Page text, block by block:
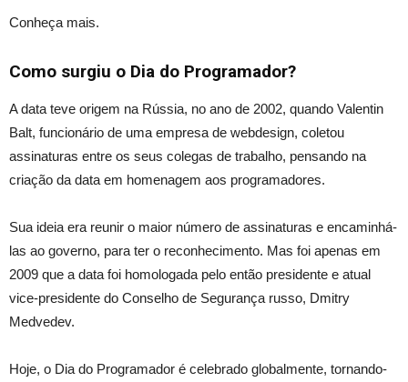
Conheça mais.
Como surgiu o Dia do Programador?
A data teve origem na Rússia, no ano de 2002, quando Valentin
Balt, funcionário de uma empresa de webdesign, coletou
assinaturas entre os seus colegas de trabalho, pensando na
criação da data em homenagem aos programadores.
Sua ideia era reunir o maior número de assinaturas e encaminhá-
las ao governo, para ter o reconhecimento. Mas foi apenas em
2009 que a data foi homologada pelo então presidente e atual
vice-presidente do Conselho de Segurança russo, Dmitry
Medvedev.
Hoje, o Dia do Programador é celebrado globalmente, tornando-